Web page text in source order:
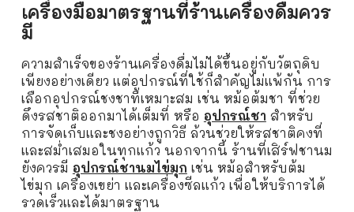
เครื่องมือมาตรฐานที่ร้านเครื่องดื่มควร
มี
ความสำเร็จของร้านเครื่องดื่มไม่ได้ขึ้นอยู่กับวัตถุดิบ
เพียงอย่างเดียว แต่อุปกรณ์ที่ใช้ก็สำคัญไม่แพ้กัน การ
เลือกอุปกรณ์ชงชาที่เหมาะสม เช่น หม้อต้มชา ที่ช่วย
ดึงรสชาติออกมาได้เต็มที่ หรือ อุปกรณ์ชา สำหรับ
การจัดเก็บและชงอย่างถูกวิธี ล้วนช่วยให้รสชาติคงที่
และสม่ำเสมอในทุกแก้ว นอกจากนี้ ร้านที่เสิร์ฟชานม
ยังควรมี อุปกรณ์ชานมไข่มุก เช่น หม้อสำหรับต้ม
ไข่มุก เครื่องเขย่า และเครื่องซีลแก้ว เพื่อให้บริการได้
รวดเร็วและได้มาตรฐาน